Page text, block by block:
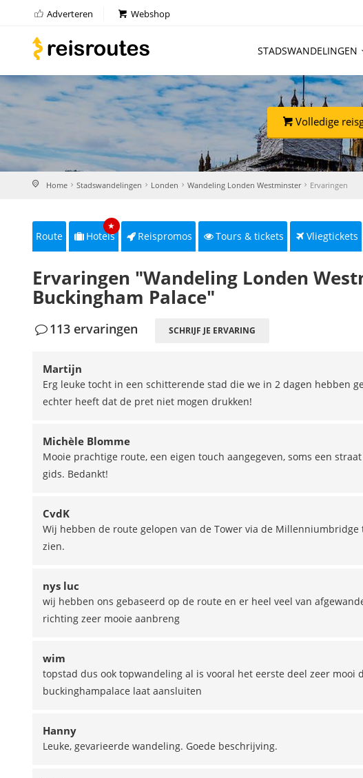
Adverteren Webshop
STADSWANDELINGEN
Volledige
Home Stadswandelingen Londen Wandeling Londen Westminster Ervaringen
Route Hotels
★
Reispromos Tours & tickets Vliegtickets
Ervaringen "Wandeling Londen
Buckingham Palace"
113 ervaringen SCHRIJF JE ERVARING
Martijn
Erg leuke tocht in een schitterende stad die we in 2 dagen hebben
echter heeft dat de pret niet mogen drukken!
Michèle Blomme
Mooie prachtige route, een eigen touch aangegeven, soms een
gids. Bedankt!
CvdK
Wij hebben de route gelopen van de Tower via de
zien.
nys luc
wij hebben ons gebaseerd op de route en er heel veel van
richting zeer mooie aanbreng
wim
topstad dus ook topwandeling al is vooral het eerste deel zeer
buckinghampalace laat aansluiten
Hanny
Leuke, gevarieerde wandeling. Goede beschrijving.